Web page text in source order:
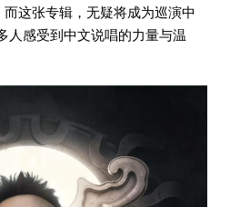
这张专辑，无疑将成为巡演中
人感受到中文说唱的力量与温